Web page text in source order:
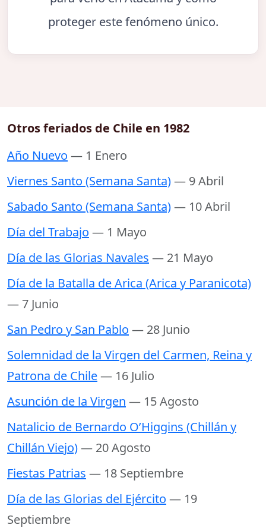
proteger este fenómeno único.
Otros feriados de Chile en 1982
Año Nuevo — 1 Enero
Viernes Santo (Semana Santa)— 9 Abril
Sabado Santo (Semana Santa)— 10 Abril
Día del Trabajo — 1 Mayo
Día de las Glorias Navales — 21 Mayo
Día de la Batalla de Arica (Arica y Paranicota)
— 7 Junio
San Pedro y San Pablo — 28 Junio
Solemnidad de la Virgen del Carmen, Reina y
Patrona de Chile— 16 Julio
Asunción de la Virgen — 15 Agosto
Natalicio de Bernardo O’Higgins (Chillán y
Chillán Viejo)— 20 Agosto
Fiestas Patrias — 18 Septiembre
Día de las Glorias del Ejército — 19
Septiembre